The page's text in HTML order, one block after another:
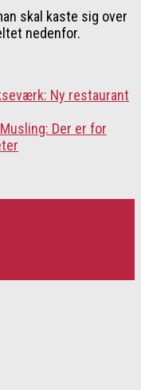
skal kaste sig over
nedenfor.
Ny restaurant
Der er for